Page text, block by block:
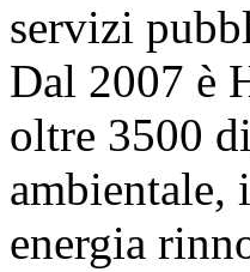
servizi
Dal 2007 è
oltre 3500
energia